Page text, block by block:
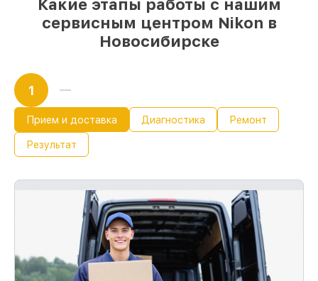
Какие этапы работы с нашим
сервисным центром Nikon в
Новосибирске
1
Прием и доставка Диагностика Ремонт
Результат